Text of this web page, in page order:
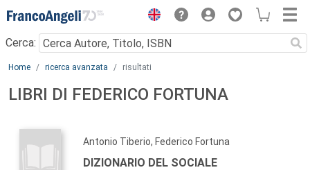
Menu
Cerca:
Main content
Home ricerca avanzata risultati
LIBRI DI FEDERICO FORTUNA
Antonio Tiberio, Federico Fortuna
DIZIONARIO DEL SOCIALE